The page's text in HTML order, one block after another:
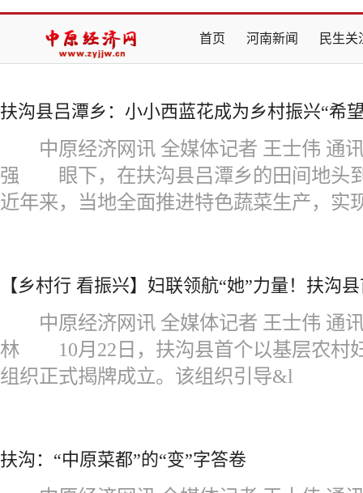
首页 河南新闻 民生关
扶沟县吕潭乡：小小西蓝花成为乡村振兴“希
中原经济网讯 全媒体记者 王士伟 通讯
强 眼下，在扶沟县吕潭乡的田间地头
近年来，当地全面推进特色蔬菜生产，实
【乡村行 看振兴】妇联领航“她”力量！扶沟
中原经济网讯 全媒体记者 王士伟 通讯
林 10月22日，扶沟县首个以基层农村
组织正式揭牌成立。该组织引导&l
扶沟：“中原菜都”的“变”字答卷